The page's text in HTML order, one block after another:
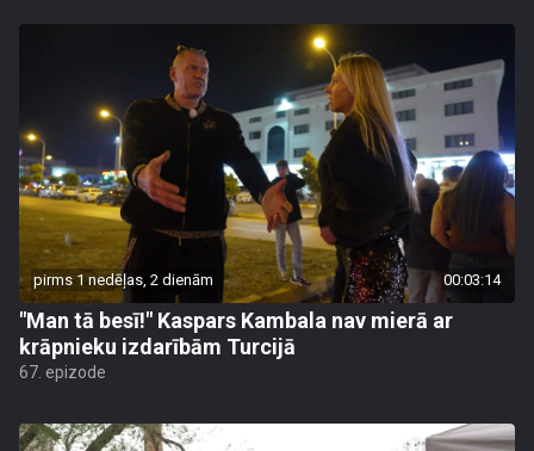
pirms 1 nedēļas, 2 dienām 00:03:14
"Man tā besī!" Kaspars Kambala nav mierā ar
krāpnieku izdarībām Turcijā
67. epizode